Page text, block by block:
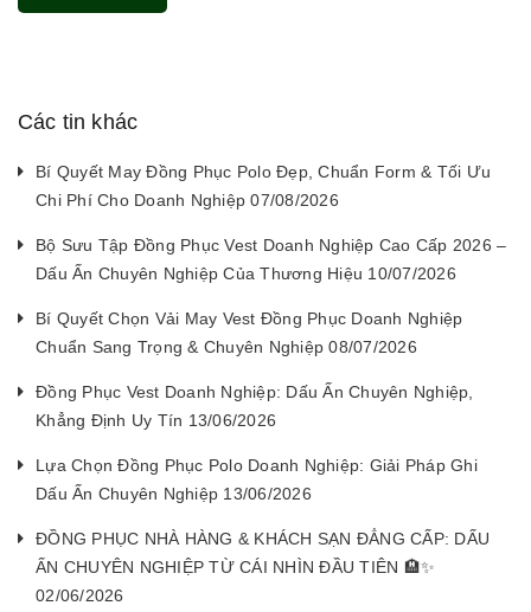
Các tin khác
Bí Quyết May Đồng Phục Polo Đẹp, Chuẩn Form & Tối Ưu
Chi Phí Cho Doanh Nghiệp 07/08/2026
Bộ Sưu Tập Đồng Phục Vest Doanh Nghiệp Cao Cấp 2026 –
Dấu Ấn Chuyên Nghiệp Của Thương Hiệu 10/07/2026
Bí Quyết Chọn Vải May Vest Đồng Phục Doanh Nghiệp
Chuẩn Sang Trọng & Chuyên Nghiệp 08/07/2026
Đồng Phục Vest Doanh Nghiệp: Dấu Ấn Chuyên Nghiệp,
Khẳng Định Uy Tín 13/06/2026
Lựa Chọn Đồng Phục Polo Doanh Nghiệp: Giải Pháp Ghi
Dấu Ấn Chuyên Nghiệp 13/06/2026
ĐỒNG PHỤC NHÀ HÀNG & KHÁCH SẠN ĐẲNG CẤP: DẤU
ẤN CHUYÊN NGHIỆP TỪ CÁI NHÌN ĐẦU TIÊN 🏨✨
02/06/2026